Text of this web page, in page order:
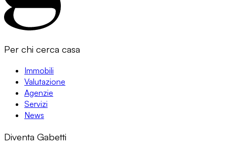
Per chi cerca casa
Immobili
Valutazione
Agenzie
Servizi
News
Diventa Gabetti